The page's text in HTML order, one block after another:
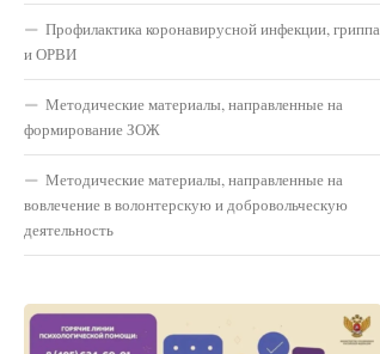
Профилактика коронавирусной инфекции, гриппа
и ОРВИ
Методические материалы, направленные на
формирование ЗОЖ
Методические материалы, направленные на
вовлечение в волонтерскую и добровольческую
деятельность